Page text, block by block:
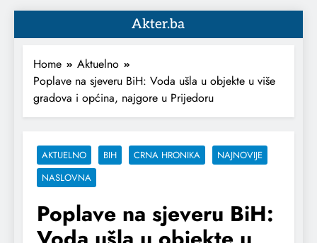
Akter.ba
Home
Aktuelno
Poplave na sjeveru BiH: Voda ušla u objekte u više
gradova i općina, najgore u Prijedoru
AKTUELNO BIH CRNA HRONIKA
NAJNOVIJE
NASLOVNA
Poplave na sjeveru BiH: